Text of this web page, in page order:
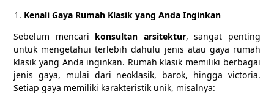
Kenali Gaya Rumah Klasik yang Anda Inginkan
Sebelum mencari konsultan arsitektur, sangat penting
untuk mengetahui terlebih dahulu jenis atau gaya rumah
klasik yang Anda inginkan. Rumah klasik memiliki berbagai
jenis gaya, mulai dari neoklasik, barok, hingga victoria.
Setiap gaya memiliki karakteristik unik, misalnya: